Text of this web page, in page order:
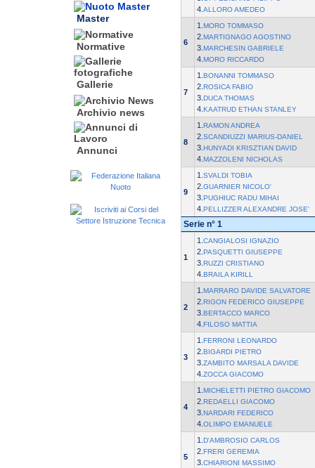
Master
Normative
Gallerie
Archivio news
Annunci
4. ALLORO AMEDEO
6
1. MORO TOMMASO
2. MARTIGNAGO AGOSTINO
3. MARCHESIN GABRIELE
4. MORO RICCARDO
7
1. BONANNI TOMMASO
2. ROSICA FABIO
3. DUCA THOMAS
4. KAATRUD ETHAN STANLEY
8
1. RAMON ANDREA
2. SCANDIUZZI MARIUS-DANIEL
3. HUNYADI KRISZTIAN DAVID
4. MAZZOLENI NICHOLAS
9
1. SVALDI TOBIA
2. GUARNIER NICOLO'
3. PUGHIUC RADU MIHAI
4. PELLIZZER ALEXANDRE JOSE'
Serie n° 1
1
1. CANGIALOSI IGNAZIO
2. PASQUETTI GIUSEPPE
3. RUZZI CRISTIANO
4. BRAILA KIRILL
2
1. MARRARO DAVIDE SALVATORE
2. RIGON FEDERICO GIUSEPPE
3. BERTACCO MARCO
4. FILOSO MATTIA
3
1. FERRONI LEONARDO
2. BIGARDI PIETRO
3. ZAMBITO MARSALA DAVIDE
4. ZOCCA GIACOMO
4
1. MICHELETTI PIETRO GIACOMO
2. REDAELLI GIACOMO
3. NARDARI FEDERICO
4. OLIMPO EMANUELE
5
1. D'AMBROSIO CARLOS
2. FRERI GEREMIA
3. CHIARIONI MASSIMO